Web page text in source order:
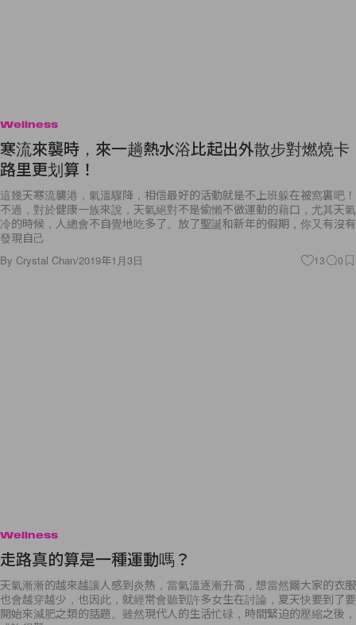
Wellness
寒流來襲時，來一趟熱水浴比起出外散步對燃燒卡
路里更划算！
這幾天寒流襲港，氣溫驟降，相信最好的活動就是不上班躲在被窩裏吧！
不過，對於健康一族來說，天氣絕對不是偷懶不做運動的藉口，尤其天氣
冷的時候，人總會不自覺地吃多了。放了聖誕和新年的假期，你又有沒有
發現自己
By Crystal Chan/2019年1月3日 13 0
Wellness
走路真的算是一種運動嗎？
天氣漸漸的越來越讓人感到炎熱，當氣溫逐漸升高，想當然爾大家的衣服
也會越穿越少，也因此，就經常會聽到許多女生在討論，夏天快要到了要
開始來減肥之類的話題。雖然現代人的生活忙碌，時間緊迫的壓縮之後，